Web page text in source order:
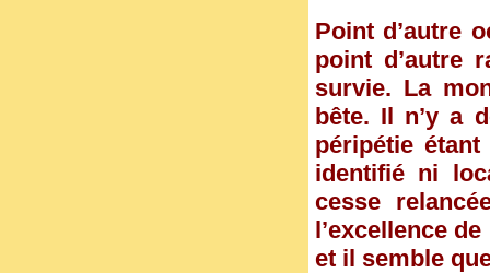
Point d’autre
point d’autre
survie. La
bête. Il n’y a
péripétie
identifié ni
cesse
l’excellence
et il semble